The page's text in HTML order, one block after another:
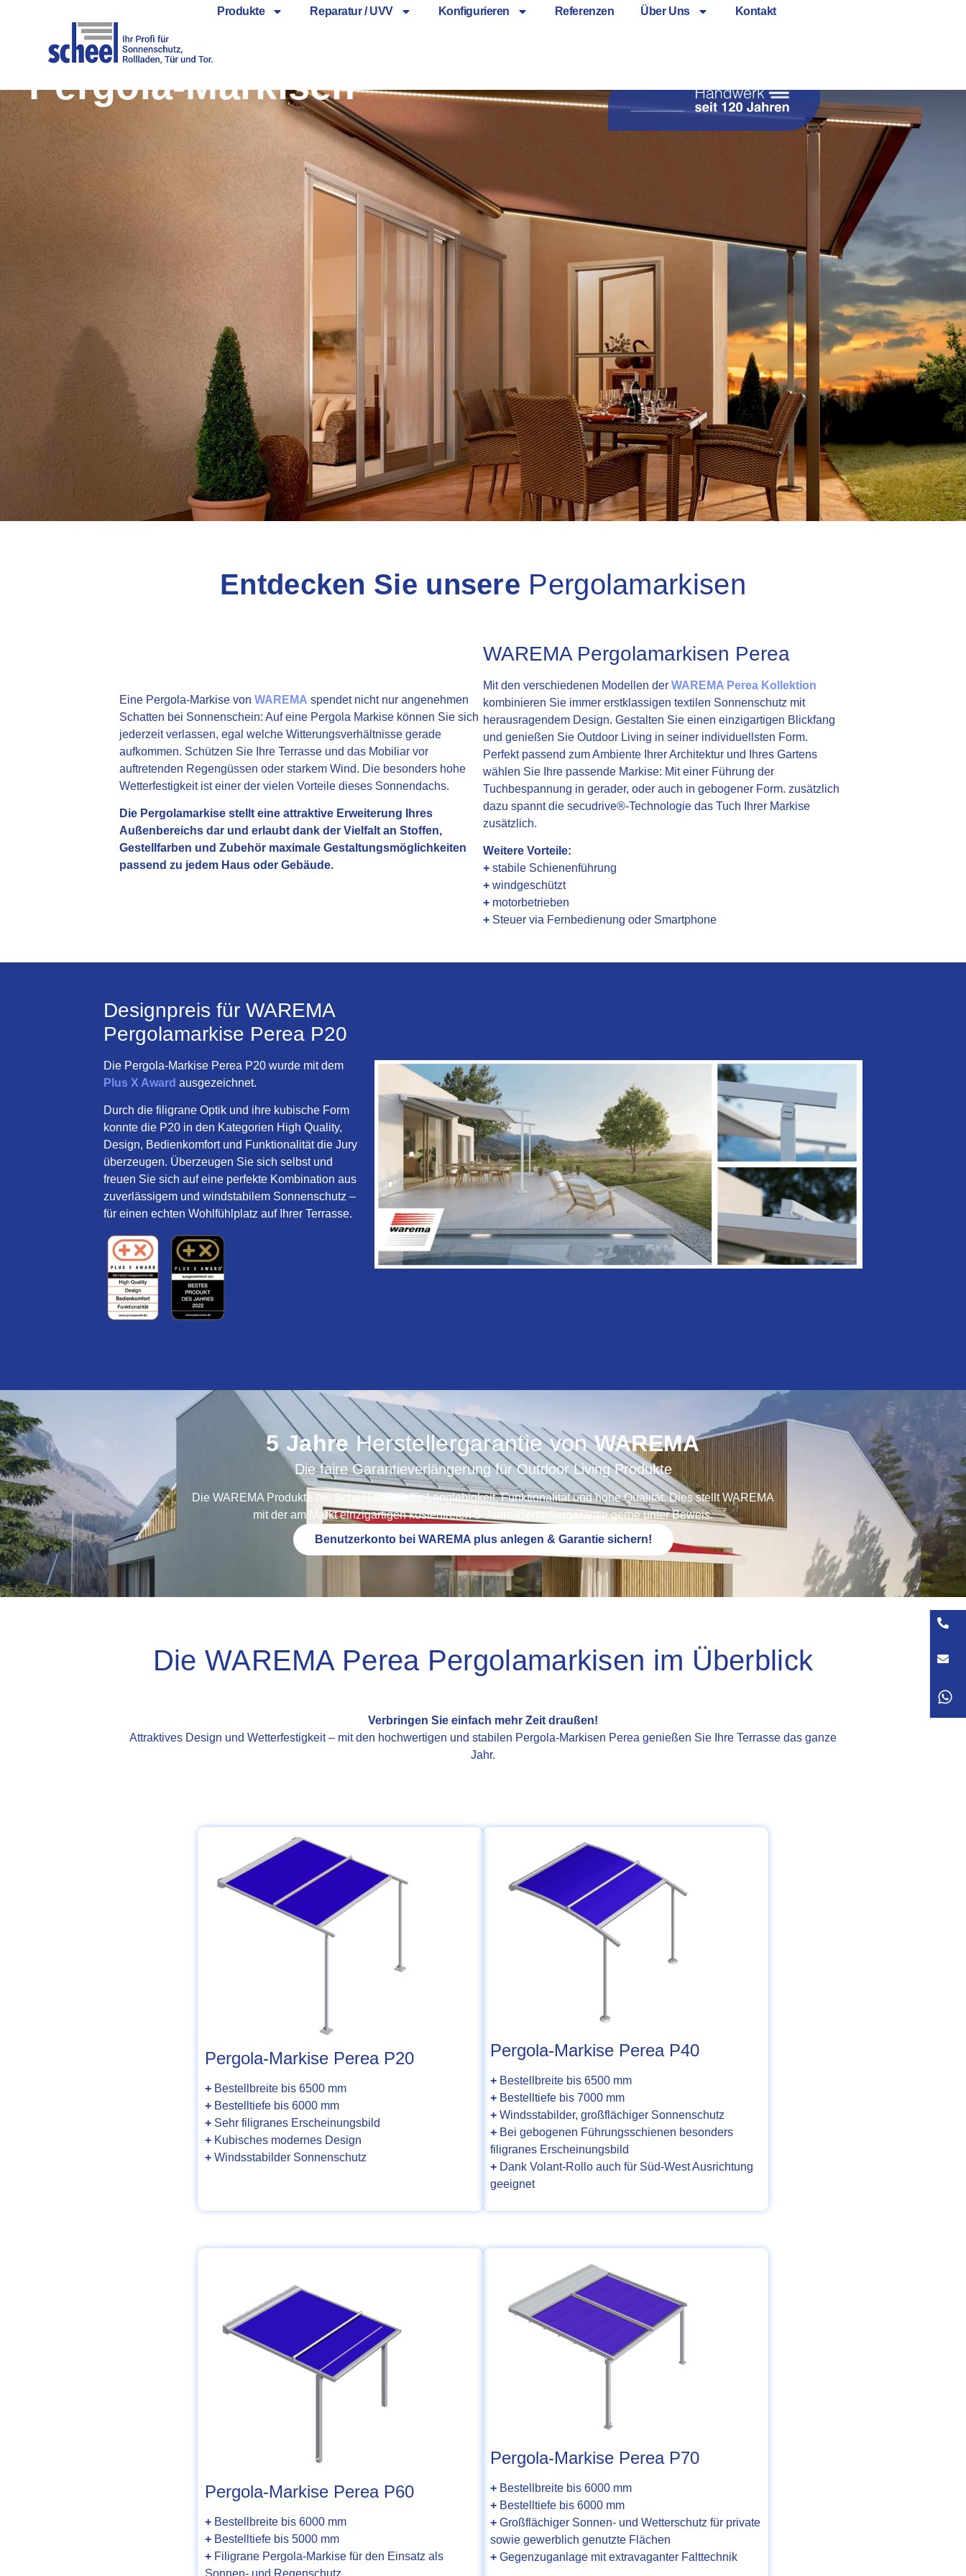
Produkte Reparatur / UVV Konfigurieren Referenzen Über Uns Kontakt
Pergola-Markisen
Entdecken Sie unsere Pergolamarkisen
Eine Pergola-Markise vonWAREMA spendet nicht nur angenehmen
Schatten bei Sonnenschein: Auf eine Pergola Markise können Sie sich
jederzeit verlassen, egal welche Witterungsverhältnisse gerade
aufkommen. Schützen Sie Ihre Terrasse und das Mobiliar vor
auftretenden Regengüssen oder starkem Wind. Die besonders hohe
Wetterfestigkeit ist einer der vielen Vorteile dieses Sonnendachs.
Die Pergolamarkise stellt eine attraktive Erweiterung Ihres
Außenbereichs dar und erlaubt dank der Vielfalt an Stoffen,
Gestellfarben und Zubehör maximale Gestaltungsmöglichkeiten
passend zu jedem Haus oder Gebäude.
WAREMA Pergolamarkisen Perea
Mit den verschiedenen Modellen der WAREMA Perea Kollektion
kombinieren Sie immer erstklassigen textilen Sonnenschutz mit
herausragendem Design. Gestalten Sie einen einzigartigen Blickfang
und genießen Sie Outdoor Living in seiner individuellsten Form.
Perfekt passend zum Ambiente Ihrer Architektur und Ihres Gartens
wählen Sie Ihre passende Markise: Mit einer Führung der
Tuchbespannung in gerader, oder auch in gebogener Form. zusätzlich
dazu spannt die secudrive®-Technologie das Tuch Ihrer Markise
zusätzlich.
Weitere Vorteile:
+ stabile Schienenführung
+ windgeschützt
+ motorbetrieben
+ Steuer via Fernbedienung oder Smartphone
Designpreis für WAREMA
Pergolamarkise Perea P20
Die Pergola-Markise Perea P20 wurde mit dem
Plus X Awardausgezeichnet.
Durch die filigrane Optik und ihre kubische Form
konnte die P20 in den Kategorien High Quality,
Design, Bedienkomfort und Funktionalität die Jury
überzeugen. Überzeugen Sie sich selbst und
freuen Sie sich auf eine perfekte Kombination aus
zuverlässigem und windstabilem Sonnenschutz –
für einen echten Wohlfühlplatz auf Ihrer Terrasse.
5 Jahre Herstellergarantie vonWAREMA
Die faire Garantieverlängerung für Outdoor Living Produkte
Die WAREMA Produkte bei Scheel stehen für Langlebigkeit, Funktionalität und hohe Qualität. Dies stellt WAREMA
mit der am Markt einzigartigen kostenfreien 5-Jahre-Herstellergarantie gerne unter Beweis.
Benutzerkonto bei WAREMA plus anlegen & Garantie sichern!
Die WAREMA Perea Pergolamarkisen im Überblick
Verbringen Sie einfach mehr Zeit draußen!
Attraktives Design und Wetterfestigkeit – mit den hochwertigen und stabilen Pergola-Markisen Perea genießen Sie Ihre Terrasse das ganze
Jahr.
Pergola-Markise Perea P20
+Bestellbreite bis 6500 mm
+Bestelltiefe bis 6000 mm
+Sehr filigranes Erscheinungsbild
+Kubisches modernes Design
+Windsstabilder Sonnenschutz
Pergola-Markise Perea P40
+ Bestellbreite bis 6500 mm
+ Bestelltiefe bis 7000 mm
+ Windsstabilder, großflächiger Sonnenschutz
+ Bei gebogenen Führungsschienen besonders
filigranes Erscheinungsbild
+ Dank Volant-Rollo auch für Süd-West Ausrichtung
geeignet
Pergola-Markise Perea P60
+Bestellbreite bis 6000 mm
+Bestelltiefe bis 5000 mm
+Filigrane Pergola-Markise für den Einsatz als
Sonnen- und Regenschutz
Pergola-Markise Perea P70
+ Bestellbreite bis 6000 mm
+ Bestelltiefe bis 6000 mm
+ Großflächiger Sonnen- und Wetterschutz für private
sowie gewerblich genutzte Flächen
+ Gegenzuganlage mit extravaganter Falttechnik
E-